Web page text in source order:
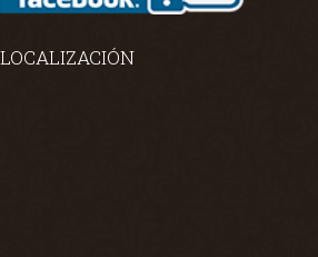
LOCALIZACIÓN